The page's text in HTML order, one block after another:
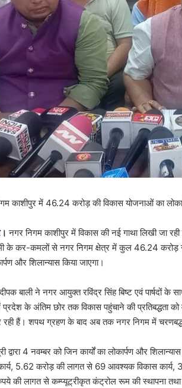
काशीपुर में 46.24 करोड़ की विकास योजनाओं का
नगर निगम काशीपुर में विकास की नई गाथा लिखी जा
के कर-कमलों से नगर निगम क्षेत्र में कुल 46.24 करोड़
और शिलान्यास किया जाएगा।
दीपक बाली ने नगर आयुक्त रविंद्र सिंह बिष्ट एवं पार्षदों के
प्रदेश के अंतिम छोर तक विकास पहुंचाने की प्रतिबद्धता
रही हैं। शपथ ग्रहण के बाद अब तक नगर निगम में
द्वारा 4 नवम्बर को जिन कार्यों का लोकार्पण और
कार्य, 5.62 करोड़ की लागत से 69 आवश्यक विकास
की लागत से कम्प्यूट्रीकृत कंट्रोल रूम की स्थापना तथा